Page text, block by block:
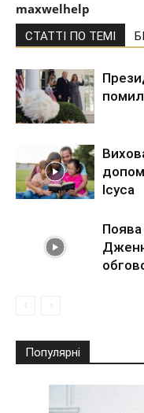
maxwelhelp
СТАТТІ ПО ТЕМІ
Ісуса
Поява
Популярні